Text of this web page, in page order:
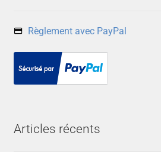
Règlement avec PayPal
Articles récents